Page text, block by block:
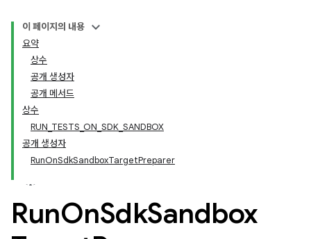
이 페이지의 내용
요약
상수
공개 생성자
공개 메서드
상수
RUN_TESTS_ON_SDK_SANDBOX
공개 생성자
RunOnSdkSandboxTargetPreparer
RunOnSdkSandbox